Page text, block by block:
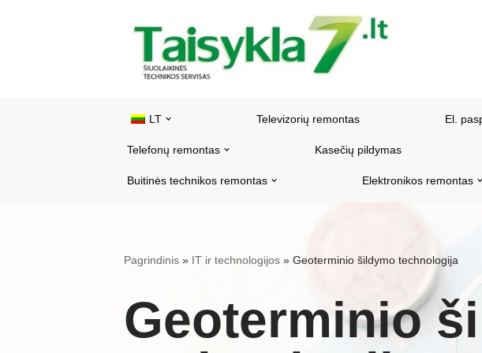
LT Televizorių remontas El.
Telefonų remontas Kasečių pildymas
Buitinės technikos remontas Elektronikos remontas
Pagrindinis » IT ir technologijos » Geoterminio šildymo technologija
Geoterminio